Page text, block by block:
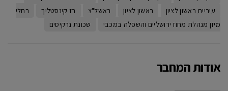
עיריית ראשון לציון
ראשון לציון ראשל"צ רז קינסטליך
רחלי
מיזן מנהלת מחוז ירושליים והשפלה במכבי
שכונת נרקיסים
אודות המחבר